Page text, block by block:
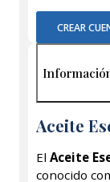
CREAR
Aceite
ElAceite
conocido